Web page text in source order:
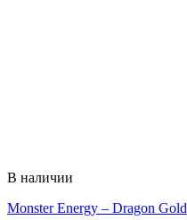
В наличии
Monster Energy – Dragon Gold